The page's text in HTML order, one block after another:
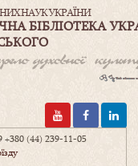
НАУК УКРАЇНИ
БІБЛІОТЕКА
+380 (44) 239-11-05